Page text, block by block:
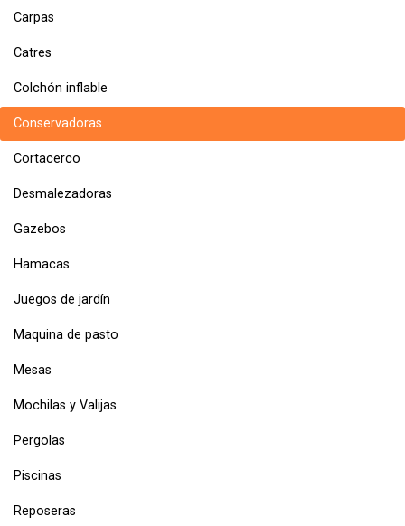
Carpas
Catres
Colchón inflable
Conservadoras
Cortacerco
Desmalezadoras
Gazebos
Hamacas
Juegos de jardín
Maquina de pasto
Mesas
Mochilas y Valijas
Pergolas
Piscinas
Reposeras